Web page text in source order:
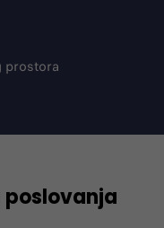
prostora
poslovanja